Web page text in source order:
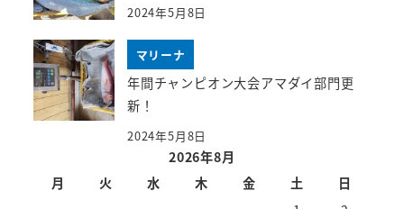
2024年5月8日
マリーナ
年間チャンピオン大会アマダイ部門更
新！
2024年5月8日
2026年8月
月
火 水 木 金 土
日